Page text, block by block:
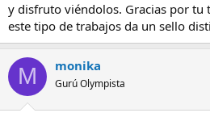
y disfruto viéndolos. Gracias por tu
este tipo de trabajos da un sello
M monika
Gurú Olympista